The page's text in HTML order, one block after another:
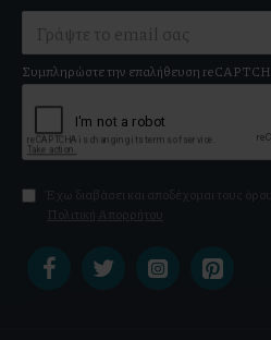
Συμπληρώστε την επαλήθευση
Έχω διαβάσει και αποδέχομαι τους
Πολιτική Απορρήτου